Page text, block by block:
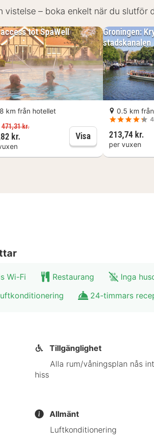
med dusch, toalett och
– boka enkelt när du slutför
tot SpaWell
km från hotellet
471,31 kr.
kr. Visa 1 day access tot
Groningen:
stadskanalen
0.5 km
213,74 kr.
per vuxen
söndag (17:00)
Wi-Fi Restaurang
Inga
24-timmars
Tillgänglighet
Alla rum/våningsplan nås inte med
hiss
Allmänt
Luftkonditionering